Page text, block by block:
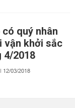
quý nhân
vận khởi sắc
4/2018
12/03/2018